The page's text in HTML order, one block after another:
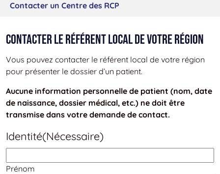
Contacter un Centre des RCP
Contacter le référent local de votre région
Vous pouvez contacter le référent local de votre région
pour présenter le dossier d’un patient.
Aucune information personnelle de patient (nom, date
de naissance, dossier médical, etc.) ne doit être
transmise dans votre demande de contact.
Identité(Nécessaire)
Prénom